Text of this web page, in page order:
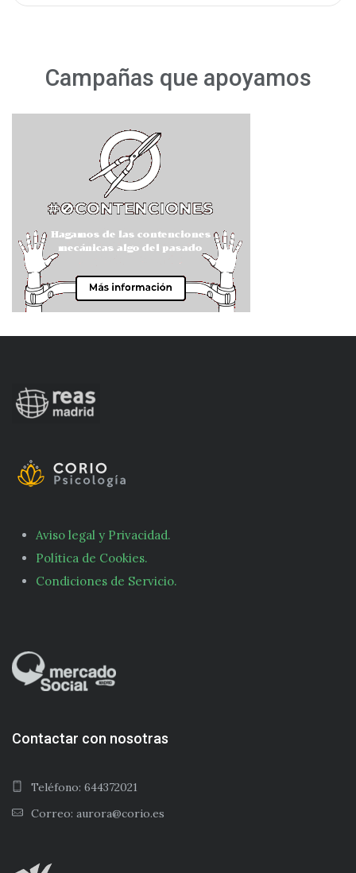
Campañas que apoyamos
Aviso legal y Privacidad.
Política de Cookies.
Condiciones de Servicio.
Contactar con nosotras
Teléfono: 644372021
Correo: aurora@corio.es